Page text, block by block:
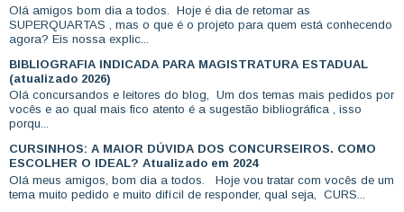
Olá amigos bom dia a todos. Hoje é dia de retomar as
SUPERQUARTAS , mas o que é o projeto para quem está conhecendo
agora? Eis nossa explic...
BIBLIOGRAFIA INDICADA PARA MAGISTRATURA ESTADUAL
(atualizado 2026)
Olá concursandos e leitores do blog, Um dos temas mais pedidos por
vocês e ao qual mais fico atento é a sugestão bibliográfica , isso
porqu...
CURSINHOS: A MAIOR DÚVIDA DOS CONCURSEIROS. COMO
ESCOLHER O IDEAL? Atualizado em 2024
Olá meus amigos, bom dia a todos. Hoje vou tratar com vocês de um
tema muito pedido e muito difícil de responder, qual seja, CURS...